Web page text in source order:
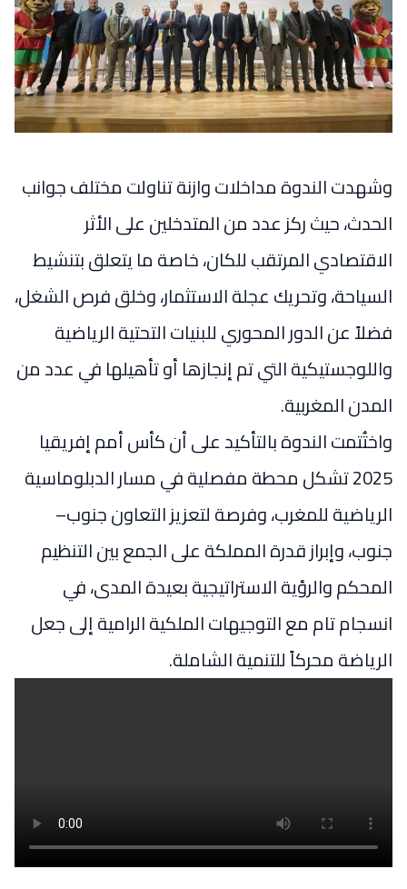
وشهدت الندوة مداخلات وازنة تناولت مختلف جوانب
الحدث، حيث ركز عدد من المتدخلين على الأثر
الاقتصادي المرتقب للكان، خاصة ما يتعلق بتنشيط
السياحة، وتحريك عجلة الاستثمار، وخلق فرص الشغل،
فضلاً عن الدور المحوري للبنيات التحتية الرياضية
واللوجستيكية التي تم إنجازها أو تأهيلها في عدد من
المدن المغربية.
واختُتمت الندوة بالتأكيد على أن كأس أمم إفريقيا
2025 تشكل محطة مفصلية في مسار الدبلوماسية
الرياضية للمغرب، وفرصة لتعزيز التعاون جنوب–
جنوب، وإبراز قدرة المملكة على الجمع بين التنظيم
المحكم والرؤية الاستراتيجية بعيدة المدى، في
انسجام تام مع التوجيهات الملكية الرامية إلى جعل
الرياضة محركاً للتنمية الشاملة.